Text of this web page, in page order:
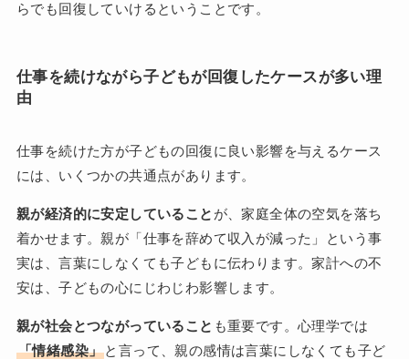
らでも回復していけるということです。
仕事を続けながら子どもが回復したケースが多い理
由
仕事を続けた方が子どもの回復に良い影響を与えるケース
には、いくつかの共通点があります。
親が経済的に安定していること が、家庭全体の空気を落ち
着かせます。親が「仕事を辞めて収入が減った」という事
実は、言葉にしなくても子どもに伝わります。家計への不
安は、子どもの心にじわじわ影響します。
親が社会とつながっていること も重要です。心理学では
「情緒感染」 と言って、親の感情は言葉にしなくても子ど